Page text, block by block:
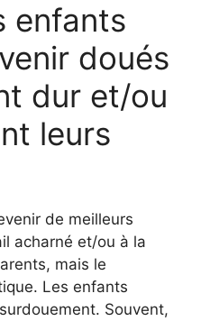
enfants
doués
dur et/ou
leurs
de meilleurs
acharné et/ou à la
mais le
Les enfants
Souvent,